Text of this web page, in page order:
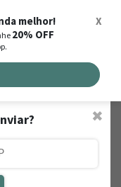
melhor!
20% OFF
X
✖
Contenda -
- PR? Então,